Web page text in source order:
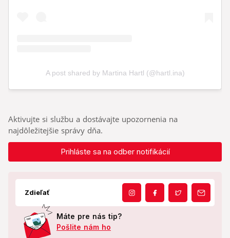
Aktivujte si službu a dostávajte upozornenia na
najdôležitejšie správy dňa.
Prihláste sa na odber notifikácií
Zdieľať
Máte pre nás tip?
Pošlite nám ho